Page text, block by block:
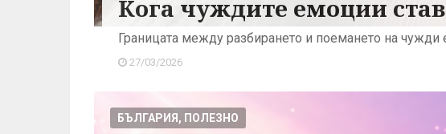
Кога чуждите емоции
Границата между разбирането и поемането на чужди
27/03/2026
БЪЛГАРИЯ, ПОЛЕЗНО